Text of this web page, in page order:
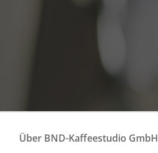
Über BND-Kaffeestudio GmbH